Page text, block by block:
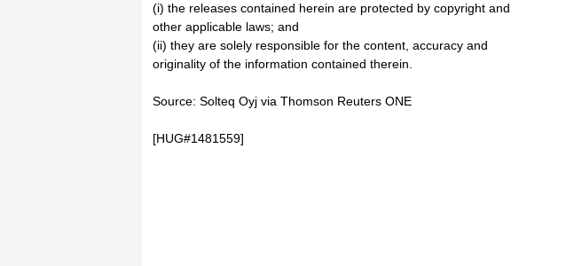
(i) the releases contained herein are protected by copyright and
other applicable laws; and
(ii) they are solely responsible for the content, accuracy and
originality of the information contained therein.
Source: Solteq Oyj via Thomson Reuters ONE
[HUG#1481559]